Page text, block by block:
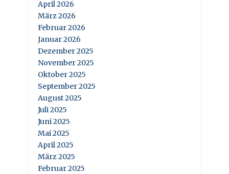
April 2026
März 2026
Februar 2026
Januar 2026
Dezember 2025
November 2025
Oktober 2025
September 2025
August 2025
Juli 2025
Juni 2025
Mai 2025
April 2025
März 2025
Februar 2025